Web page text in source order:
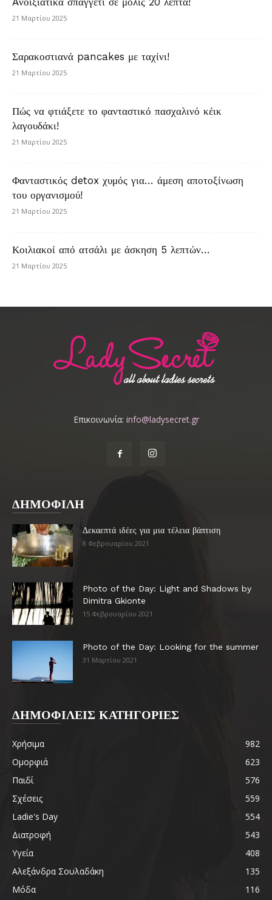
21 Μαρτίου 2025
Σαρακοστιανά pancakes με ταχίνι!
21 Μαρτίου 2025
Πώς να φτιάξετε το φανταστικό πασχαλινό κέικ
λαγουδάκι!
21 Μαρτίου 2025
Φανταστικός detox χυμός για… άμεση αποτοξίνωση
του οργανισμού!
21 Μαρτίου 2025
Κοιλιακοί από ατσάλι με άσκηση 5 λεπτών…
21 Μαρτίου 2025
Επικοινωνία: info@ladysecret.gr
ΔΗΜΟΦΙΛΗ
Δεκαεπτά ιδέες για μια τέλεια βάπτιση
8 Φεβρουαρίου 2021
Photo of the Day: Light and Shadows by
Dimitra Gkionte
15 Φεβρουαρίου 2021
Photo of the Day: Looking for the summer
31 Μαρτίου 2021
ΔΗΜΟΦΙΛΕΙΣ ΚΑΤΗΓΟΡΙΕΣ
Χρήσιμα
982
Ομορφιά
623
Παιδί
576
Σχέσεις
559
Ladie's Day
554
Διατροφή
543
Υγεία
408
Αλεξάνδρα Σουλαδάκη
135
Μόδα
116